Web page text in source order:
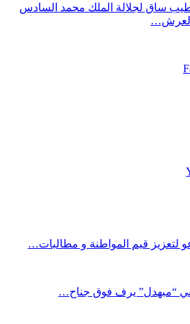
ساق لجلالة الملك محمد السادس
العرش…
لتعزيز قيم المواطنة و مطالبات…
“مبهدل” يرف فوق جناح…